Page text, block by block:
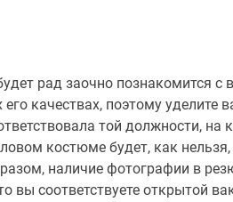
рад заочно познакомится с
качествах, поэтому уделите
той должности, на
костюме будет, как нельзя,
наличие фотографии в
вы соответствуете открытой